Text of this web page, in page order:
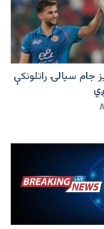
جام سیالۍ راتلونکې